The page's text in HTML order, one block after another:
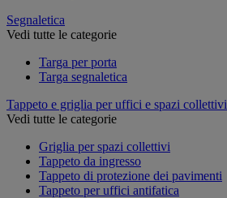
Segnaletica
Vedi tutte le categorie
Targa per porta
Targa segnaletica
Tappeto e griglia per uffici e spazi collettivi
Vedi tutte le categorie
Griglia per spazi collettivi
Tappeto da ingresso
Tappeto di protezione dei pavimenti
Tappeto per uffici antifatica